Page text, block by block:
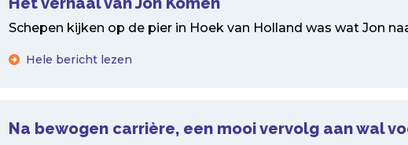
Schepen kijken op de pier in Hoek van Holland was wat Jon
Hele bericht lezen
Na bewogen carrière, een mooi vervolg aan wal